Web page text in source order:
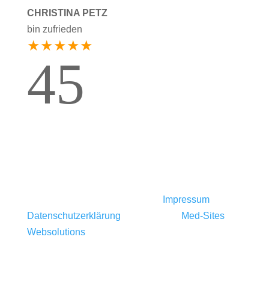
CHRISTINA PETZ
bin zufrieden
★★★★★
45
Impressum
Datenschutzerklärung
Med-Sites
Websolutions